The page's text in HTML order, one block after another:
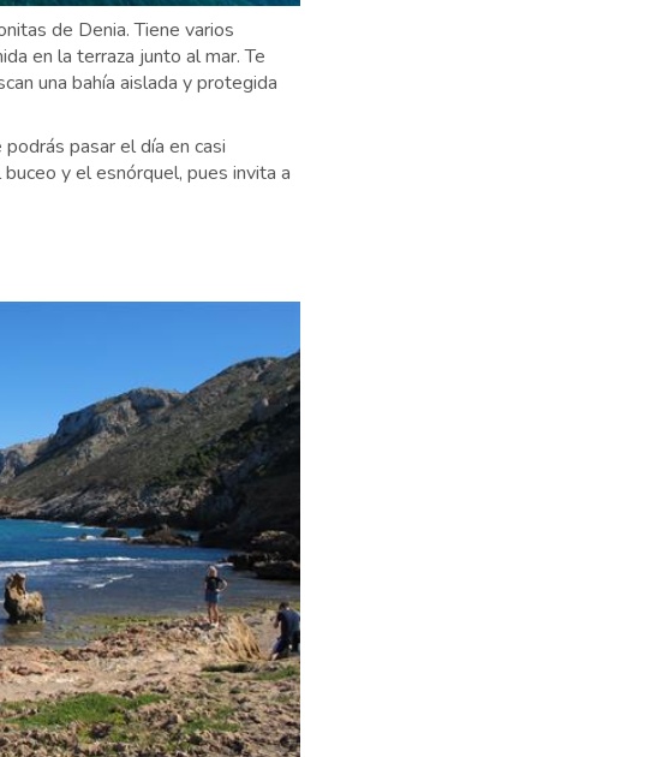
de Denia. Tiene varios
en la terraza junto al mar. Te
una bahía aislada y protegida
pasar el día en casi
y el esnórquel, pues invita a